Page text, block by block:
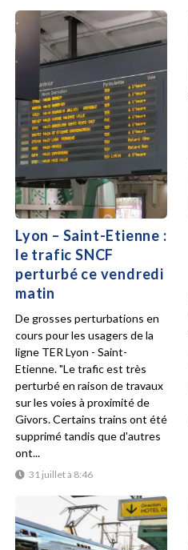
Lyon – Saint-Etienne :
le trafic SNCF
perturbé ce vendredi
matin
31 juillet à 8:46
De grosses perturbations en
cours pour les usagers de la
ligne TER Lyon - Saint-
Etienne. "Le trafic est très
perturbé en raison de travaux
sur les voies à proximité de
Givors. Certains trains ont été
supprimé tandis que d'autres
ont...